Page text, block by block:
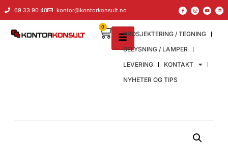
69 33 90 40 kontor@kontorkonsult.no
PROSJEKTERING / TEGNING
BELYSNING / LAMPER
LEVERING
KONTAKT
NYHETER OG TIPS
0